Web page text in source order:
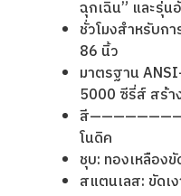
ฉุกเฉิน” และรุ่น
ชั่วโมงสำหรับก
86 นิ้ว
มาตรฐาน
5000 ซีรี่ส์ สร้า
สี
โนดิค
ชุบ: ทองเหลือง
สแตนเลส: ขัดเ